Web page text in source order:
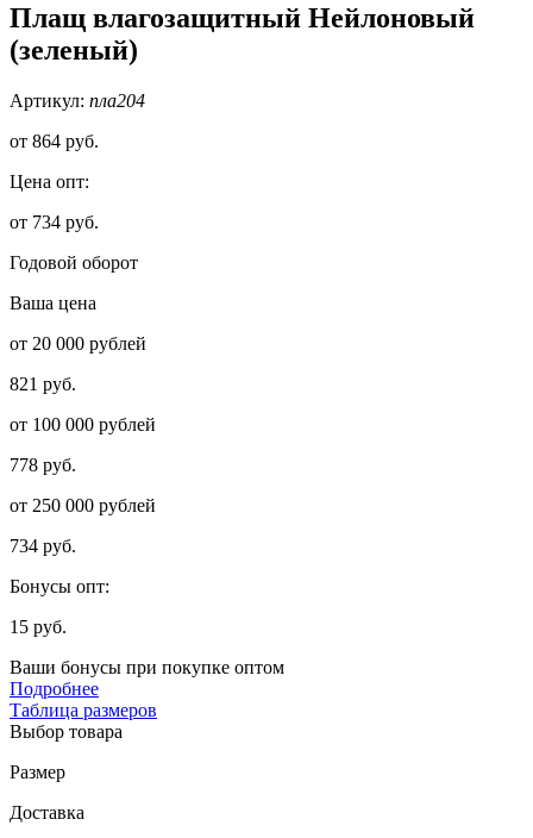
Плащ влагозащитный Нейлоновый
(зеленый)
Артикул: пла204
от 864 руб.
Цена опт:
от 734 руб.
Годовой оборот
Ваша цена
от 20 000 рублей
821 руб.
от 100 000 рублей
778 руб.
от 250 000 рублей
734 руб.
Бонусы опт:
15 руб.
Ваши бонусы при покупке оптом
Подробнее
Таблица размеров
Выбор товара
Размер
Доставка